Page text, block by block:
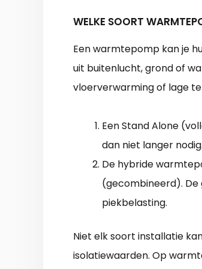
WELKE SOORT
Een warmtepomp kan je
uit buitenlucht, grond of
vloerverwarming of lage
Een Stand Alone
dan niet langer nodig.
De hybride
(gecombineerd).
piekbelasting.
Niet elk soort installatie
isolatiewaarden. Op